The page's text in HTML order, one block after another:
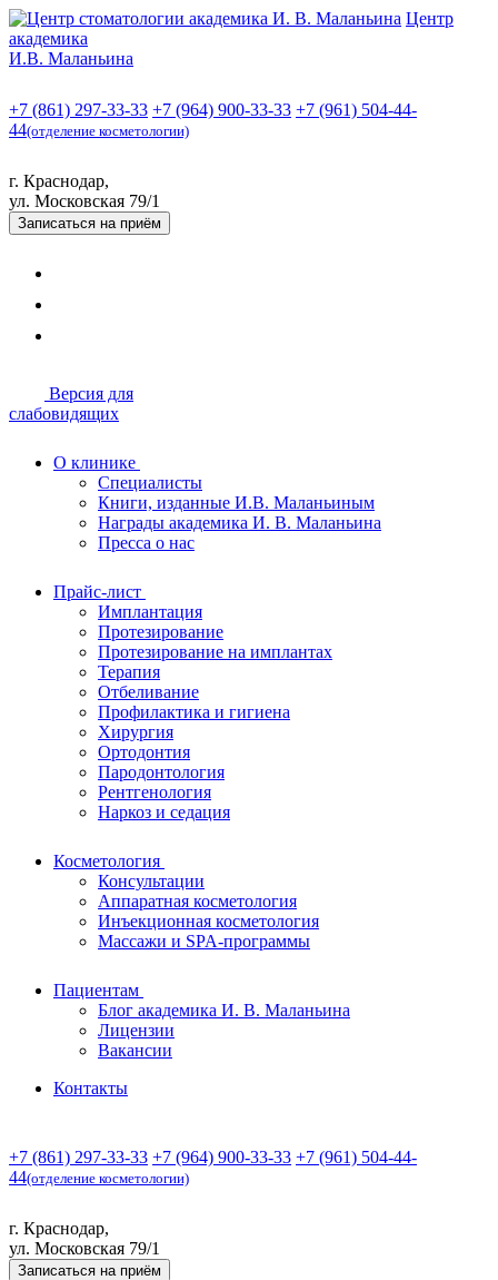
Центр
академика
И.В. Маланьина
+7 (861) 297-33-33 +7 (964) 900-33-33 +7 (961) 504-44-
44(отделение косметологии)
г. Краснодар,
ул. Московская 79/1
Записаться на приём
Версия для
слабовидящих
О клинике
Специалисты
Книги, изданные И.В. Маланьиным
Награды академика И. В. Маланьина
Пресса о нас
Прайс-лист
Имплантация
Протезирование
Протезирование на имплантах
Терапия
Отбеливание
Профилактика и гигиена
Хирургия
Ортодонтия
Пародонтология
Рентгенология
Наркоз и седация
Косметология
Консультации
Аппаратная косметология
Инъекционная косметология
Массажи и SPA-программы
Пациентам
Блог академика И. В. Маланьина
Лицензии
Вакансии
Контакты
+7 (861) 297-33-33 +7 (964) 900-33-33 +7 (961) 504-44-
44(отделение косметологии)
г. Краснодар,
ул. Московская 79/1
Записаться на приём